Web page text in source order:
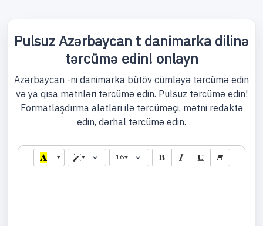
Pulsuz Azərbaycan t danimarka dilinə
tərcümə edin! onlayn
Azərbaycan -ni danimarka bütöv cümləyə tərcümə edin
və ya qısa mətnləri tərcümə edin. Pulsuz tərcümə edin!
Formatlaşdırma alətləri ilə tərcüməçi, mətni redaktə
edin, dərhal tərcümə edin.
16